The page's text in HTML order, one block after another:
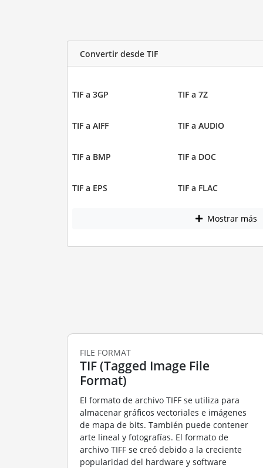
Convertir desde TIF
TIF a 3GP TIF a 7Z
TIF a AIFF TIF a AUDIO
TIF a BMP TIF a DOC
TIF a EPS TIF a FLAC
Mostrar más
FILE FORMAT
TIF (Tagged Image File
Format)
El formato de archivo TIFF se utiliza para
almacenar gráficos vectoriales e imágenes
de mapa de bits. También puede contener
arte lineal y fotografías. El formato de
archivo TIFF se creó debido a la creciente
popularidad del hardware y software